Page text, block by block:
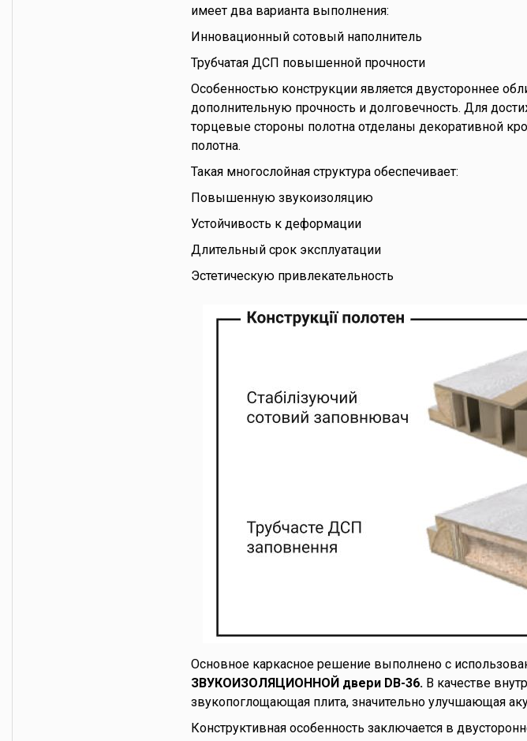
имеет два варианта выполнения:
Инновационный сотовый наполнитель
Трубчатая ДСП повышенной прочности
Особенностью конструкции является двустороннее
дополнительную прочность и долговечность. Для
торцевые стороны полотна отделаны декоративной
полотна.
Такая многослойная структура обеспечивает:
Повышенную звукоизоляцию
Устойчивость к деформации
Длительный срок эксплуатации
Эстетическую привлекательность
Основное каркасное решение выполнено с
ЗВУКОИЗОЛЯЦИОННОЙ двери DB-36. В качестве
звукопоглощающая плита, значительно улучшающая
Конструктивная особенность заключается в